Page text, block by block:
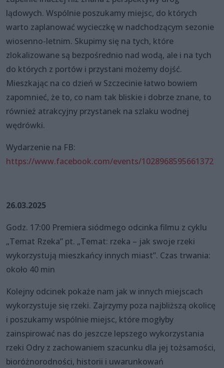
lądowych. Wspólnie poszukamy miejsc, do których
warto zaplanować wycieczkę w nadchodzącym sezonie
wiosenno-letnim. Skupimy się na tych, które
zlokalizowane są bezpośrednio nad wodą, ale i na tych
do których z portów i przystani możemy dojść.
Mieszkając na co dzień w Szczecinie łatwo bowiem
zapomnieć, że to, co nam tak bliskie i dobrze znane, to
również atrakcyjny przystanek na szlaku wodnej
wędrówki.
Wydarzenie na FB:
https://www.facebook.com/events/1028968595661372
26.03.2025
Godz. 17:00 Premiera siódmego odcinka filmu z cyklu
„Temat Rzeka” pt. „Temat: rzeka – jak swoje rzeki
wykorzystują mieszkańcy innych miast”. Czas trwania:
około 40 min
Kolejny odcinek pokaże nam jak w innych miejscach
wykorzystuje się rzeki. Zajrzymy poza najbliższą okolicę
i poszukamy wspólnie miejsc, które mogłyby
zainspirować nas do jeszcze lepszego wykorzystania
rzeki Odry z zachowaniem szacunku dla jej tożsamości,
bioróżnorodności, historii i uwarunkowań